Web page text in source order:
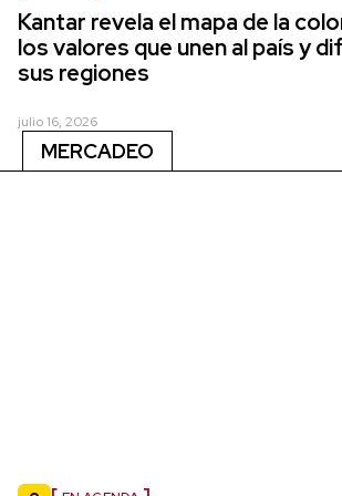
Kantar revela el mapa de la
los valores que unen al país y
sus regiones
julio 16, 2026
MERCADEO